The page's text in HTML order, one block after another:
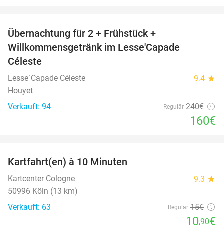
Übernachtung für 2 + Frühstück +
Willkommensgetränk im Lesse'Capade
Céleste
Lesse´Capade Céleste 9.4 star
Houyet
Verkauft: 94
Regulär 240€
160€
Kartfahrt(en) à 10 Minuten
Kartcenter Cologne 9.3 star
50996 Köln (13 km)
Verkauft: 63
Regulär 15€
10,90€